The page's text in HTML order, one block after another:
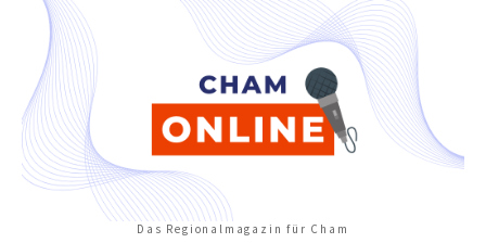
Das Regionalmagazin für Cham